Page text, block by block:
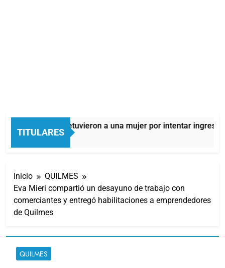
TITULARES
Quilmes: detuvieron a una mujer por intentar ingresar
7 Horas Atrás
Inicio
QUILMES
Eva Mieri compartió un desayuno de trabajo con
comerciantes y entregó habilitaciones a emprendedores
de Quilmes
QUILMES